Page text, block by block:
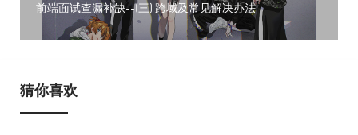
前端面试查漏补缺--(三) 跨域及常见解决办法
猜你喜欢